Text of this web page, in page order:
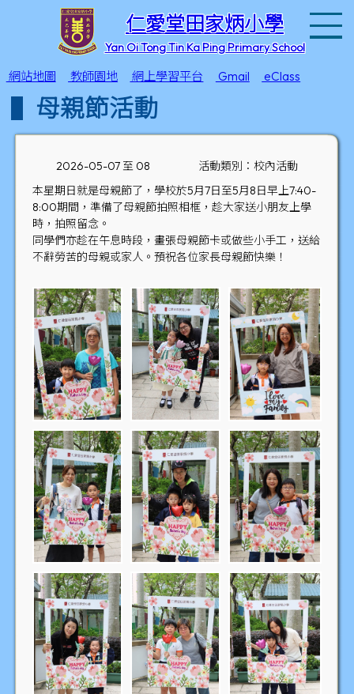
仁愛堂田家炳小學
Yan Oi Tong Tin Ka Ping Primary School
網站地圖 教師園地 網上學習平台 Gmail eClass
母親節活動
2026-05-07 至 08
活動類別：校內活動
本星期日就是母親節了，學校於5月7日至5月8日早上7:40-
8:00期間，準備了母親節拍照相框，趁大家送小朋友上學
時，拍照留念。
同學們亦趁在午息時段，畫張母親節卡或做些小手工，送給
不辭勞苦的母親或家人。預祝各位家長母親節快樂！